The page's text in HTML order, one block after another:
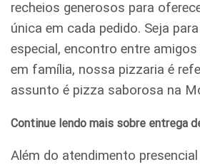
recheios generosos para
única em cada pedido. Seja
especial, encontro entre
em família, nossa pizzaria é
assunto é pizza saborosa na
Continue lendo mais sobre entrega
Além do atendimento